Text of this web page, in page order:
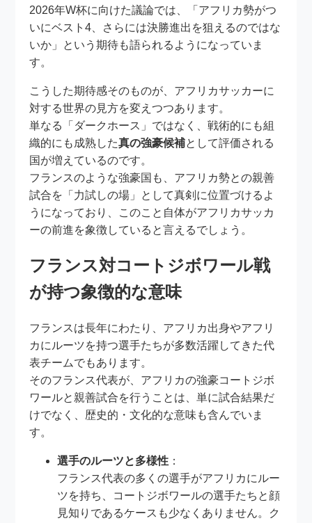
2026年W杯に向けた議論では、「アフリカ勢がつ
いにベスト4、さらには決勝進出を狙えるのではな
いか」という期待も語られるようになっていま
す。
こうした期待感そのものが、アフリカサッカーに
対する世界の見方を変えつつあります。
単なる「ダークホース」ではなく、戦術的にも組
織的にも成熟した真の強豪候補として評価される
国が増えているのです。
フランスのような強豪国も、アフリカ勢との親善
試合を「力試しの場」として真剣に位置づけるよ
うになっており、このこと自体がアフリカサッカ
ーの前進を象徴していると言えるでしょう。
フランス対コートジボワール戦
が持つ象徴的な意味
フランスは長年にわたり、アフリカ出身やアフリ
カにルーツを持つ選手たちが多数活躍してきた代
表チームでもあります。
そのフランス代表が、アフリカの強豪コートジボ
ワールと親善試合を行うことは、単に試合結果だ
けでなく、歴史的・文化的な意味も含んでいま
す。
選手のルーツと多様性 ：
フランス代表の多くの選手がアフリカにルー
ツを持ち、コートジボワールの選手たちと顔
見知りであるケースも少なくありません。ク